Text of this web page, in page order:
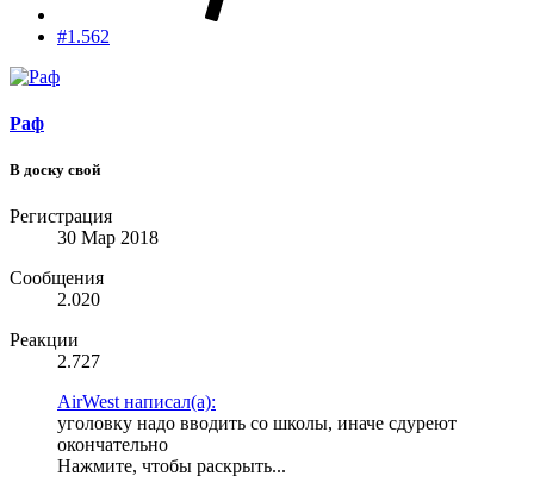
#1.562
Раф
В доску свой
Регистрация
30 Мар 2018
Сообщения
2.020
Реакции
2.727
AirWest написал(а):
уголовку надо вводить со школы, иначе сдуреют
окончательно
Нажмите, чтобы раскрыть...